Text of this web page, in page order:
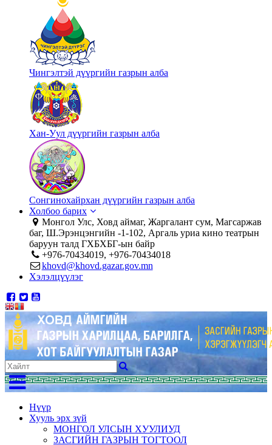
Чингэлтэй дүүргийн газрын алба
Хан-Уул дүүргийн газрын алба
Сонгинохайрхан дүүргийн газрын алба
Холбоо барих
Монгол Улс, Ховд аймаг, Жаргалант сум, Магсаржав
баг, Ш.Эрэнцэнгийн -1-102, Аргаль уриа кино театрын
баруун талд ГХБХБГ-ын байр
+976-70434019, +976-70434018
khovd@khovd.gazar.gov.mn
Хэлэлцүүлэг
Нүүр
Хууль эрх зүй
МОНГОЛ УЛСЫН ХУУЛИУД
ЗАСГИЙН ГАЗРЫН ТОГТООЛ